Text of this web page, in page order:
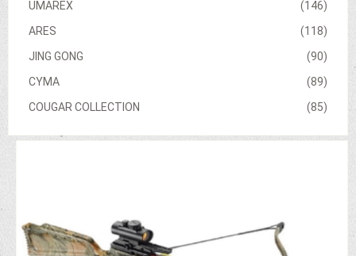
(146)
UMAREX
(118)
ARES
(90)
JING GONG
(89)
CYMA
(85)
COUGAR COLLECTION